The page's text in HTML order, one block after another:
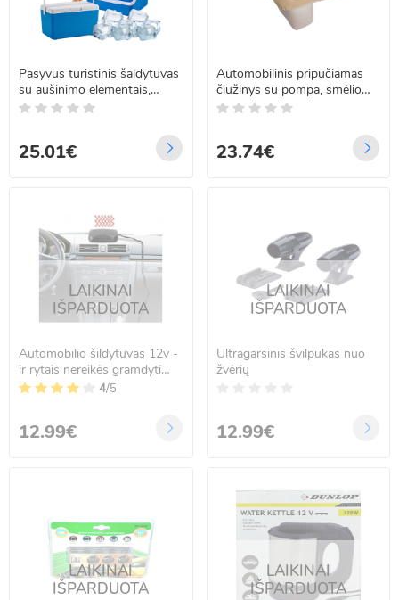
Pasyvus turistinis šaldytuvas
su aušinimo elementais,
nešiojamasis, didelis,
25.01€
Automobilinis pripučiamas
čiužinys su pompa, smėlio
spalvos 130cm x 80cm
23.74€
LAIKINAI
IŠPARDUOTA
Automobilio šildytuvas 12v -
ir rytais nereikės gramdyti
langų!
4/5
12.99€
LAIKINAI
IŠPARDUOTA
Ultragarsinis švilpukas nuo
žvėrių
12.99€
LAIKINAI
IŠPARDUOTA
LAIKINAI
IŠPARDUOTA